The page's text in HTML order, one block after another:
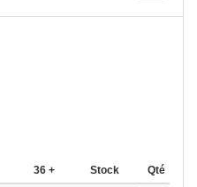
36 + Stock Qté